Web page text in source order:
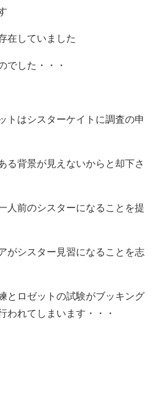
在していました
でした・・・
トはシスターケイトに調査の申
る背景が見えないからと却下さ
人前のシスターになることを提
がシスター見習になることを志
とロゼットの試験がブッキング
われてしまいます・・・